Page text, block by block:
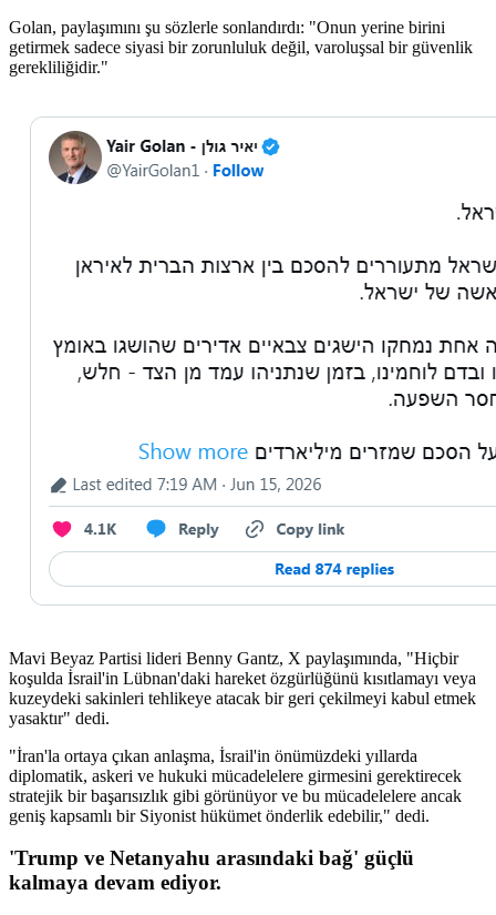
Golan, paylaşımını şu sözlerle sonlandırdı: "Onun yerine birini
getirmek sadece siyasi bir zorunluluk değil, varoluşsal bir güvenlik
gerekliliğidir."
Mavi Beyaz Partisi lideri Benny Gantz, X paylaşımında, "Hiçbir
koşulda İsrail'in Lübnan'daki hareket özgürlüğünü kısıtlamayı veya
kuzeydeki sakinleri tehlikeye atacak bir geri çekilmeyi kabul etmek
yasaktır" dedi.
"İran'la ortaya çıkan anlaşma, İsrail'in önümüzdeki yıllarda
diplomatik, askeri ve hukuki mücadelelere girmesini gerektirecek
stratejik bir başarısızlık gibi görünüyor ve bu mücadelelere ancak
geniş kapsamlı bir Siyonist hükümet önderlik edebilir," dedi.
'Trump ve Netanyahu arasındaki bağ' güçlü
kalmaya devam ediyor.